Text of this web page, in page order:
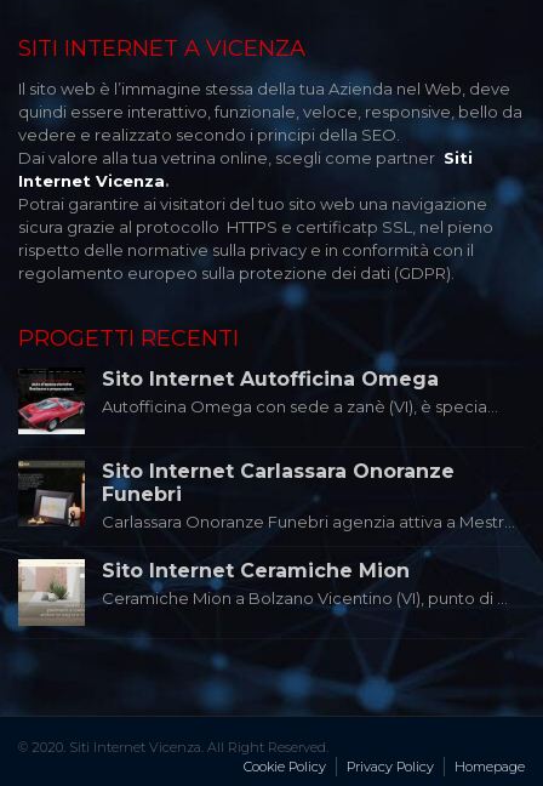
SITI INTERNET A VICENZA
Il sito web è l’immagine stessa della tua Azienda nel Web, deve
quindi essere interattivo, funzionale, veloce, responsive, bello da
vedere e realizzato secondo i principi della SEO.
Dai valore alla tua vetrina online, scegli come partner Siti
Internet Vicenza.
Potrai garantire ai visitatori del tuo sito web una navigazione
sicura grazie al protocollo HTTPS e certificatp SSL, nel pieno
rispetto delle normative sulla privacy e in conformità con il
regolamento europeo sulla protezione dei dati (GDPR).
PROGETTI RECENTI
Sito Internet Autofficina Omega
Autofficina Omega con sede a zanè (VI), è specia...
Sito Internet Carlassara Onoranze
Funebri
Carlassara Onoranze Funebri agenzia attiva a Mestr...
Sito Internet Ceramiche Mion
Ceramiche Mion a Bolzano Vicentino (VI), punto di ...
© 2020. Siti Internet Vicenza. All Right Reserved.
Cookie Policy
Privacy Policy Homepage